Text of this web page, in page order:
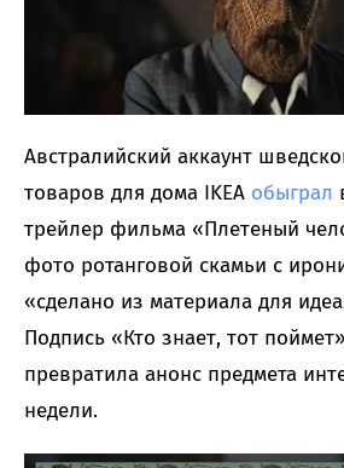
Австралийский аккаунт
товаров для дома IKEA обыграл
трейлер фильма «Плетеный
фото ротанговой скамьи с
«сделано из материала для
Подпись «Кто знает, тот
превратила анонс предмета
недели.